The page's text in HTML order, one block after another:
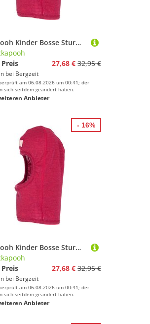
Pickapooh Kinder Bosse Sturmhaube
27,68 € 32,95 €
bei Bergzeit
am 06.08.2026 um 00:41; der
sich seitdem geändert haben.
Anbieter
Pickapooh Kinder Bosse Sturmhaube
27,68 € 32,95 €
bei Bergzeit
am 06.08.2026 um 00:41; der
sich seitdem geändert haben.
Anbieter
- 16%